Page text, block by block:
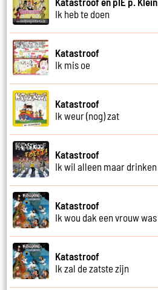
Ik heb te doen
Katastroof
Ik mis oe
Katastroof
Ik weur (nog) zat
Katastroof
Ik wil alleen maar drinken
Katastroof
Ik wou dak een vrouw was
Katastroof
Ik zal de zatste zijn